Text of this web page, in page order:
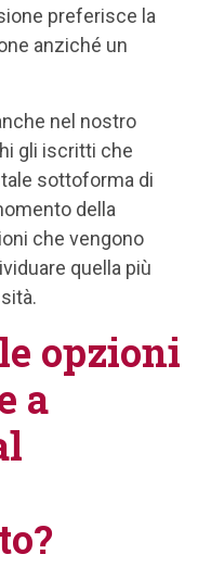
preferisce la
anziché un
nel nostro
gli iscritti che
sottoforma di
della
che vengono
quella più
opzioni
a